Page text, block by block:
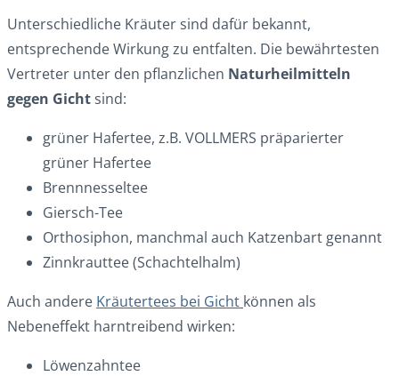
Unterschiedliche Kräuter sind dafür bekannt,
entsprechende Wirkung zu entfalten. Die bewährtesten
Vertreter unter den pflanzlichen Naturheilmitteln
gegen Gichtsind:
grüner Hafertee, z.B. VOLLMERS präparierter
grüner Hafertee
Brennnesseltee
Giersch-Tee
Orthosiphon, manchmal auch Katzenbart genannt
Zinnkrauttee (Schachtelhalm)
Auch andere Kräutertees bei Gicht können als
Nebeneffekt harntreibend wirken:
Löwenzahntee